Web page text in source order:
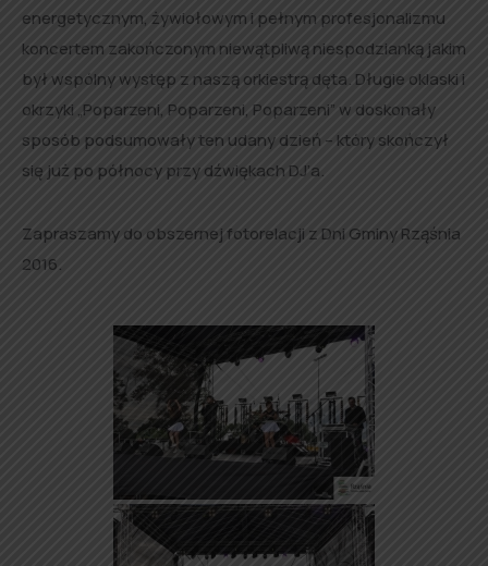
energetycznym, żywiołowym i pełnym profesjonalizmu
koncertem zakończonym niewątpliwą niespodzianką jakim
był wspólny występ z naszą orkiestrą dęta. Długie oklaski i
okrzyki „Poparzeni, Poparzeni, Poparzeni” w doskonały
sposób podsumowały ten udany dzień – który skończył
się już po północy przy dźwiękach DJ’a.
Zapraszamy do obszernej fotorelacji z Dni Gminy Rząśnia
2016.